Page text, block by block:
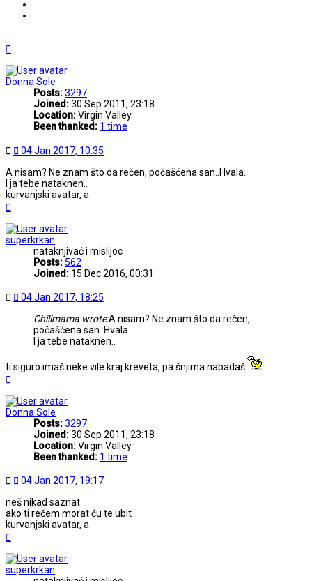
Donna Sole
Posts:3297
Joined:30 Sep 2011, 23:18
Location:Virgin Valley
Been thanked: 1 time
Post04 Jan 2017, 10:35
A nisam? Ne znam što da rečen, počašćena san..Hvala.
I ja tebe nataknen..
kurvanjski avatar, a
superkrkan
nataknjivać i mislijoc
Posts:562
Joined: 15 Dec 2016, 00:31
Post04 Jan 2017, 18:25
Chilimama wrote:A nisam? Ne znam što da rečen,
počašćena san..Hvala.
I ja tebe nataknen..
ti siguro imaš neke vile kraj kreveta, pa šnjima nabadaš
Donna Sole
Posts:3297
Joined:30 Sep 2011, 23:18
Location:Virgin Valley
Been thanked: 1 time
Post04 Jan 2017, 19:17
neš nikad saznat
ako ti rečem morat ću te ubit
kurvanjski avatar, a
superkrkan